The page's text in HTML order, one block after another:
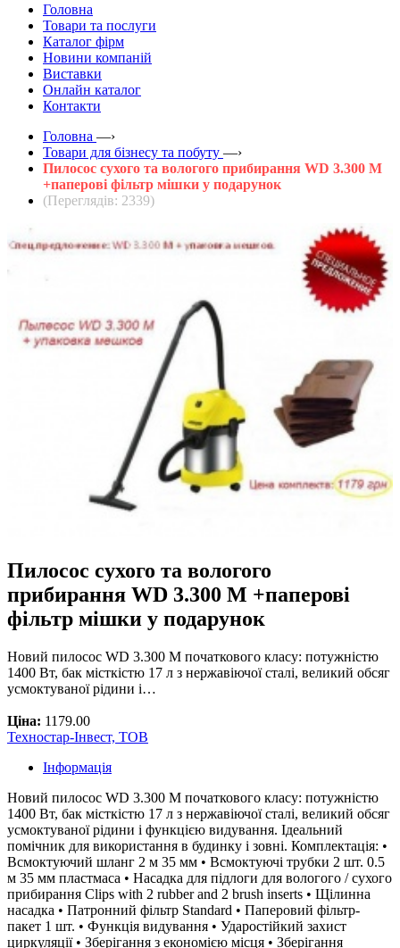
Головна
Товари та послуги
Каталог фірм
Новини компаній
Виставки
Онлайн каталог
Контакти
Головна —›
Товари для бізнесу та побуту —›
Пилосос сухого та вологого прибирання WD 3.300 M
+паперові фільтр мішки у подарунок
(Переглядів: 2339)
Пилосос сухого та вологого
прибирання WD 3.300 M +паперові
фільтр мішки у подарунок
Новий пилосос WD 3.300 M початкового класу: потужністю
1400 Вт, бак місткістю 17 л з нержавіючої сталі, великий обсяг
усмоктуваної рідини і…
Ціна: 1179.00
Техностар-Інвест, ТОВ
Інформація
Новий пилосос WD 3.300 M початкового класу: потужністю
1400 Вт, бак місткістю 17 л з нержавіючої сталі, великий обсяг
усмоктуваної рідини і функцією видування. Ідеальний
помічник для використання в будинку і зовні. Комплектація: •
Всмоктуючий шланг 2 м 35 мм • Всмоктуючі трубки 2 шт. 0.5
м 35 мм пластмаса • Насадка для підлоги для вологого / сухого
прибирання Clips with 2 rubber and 2 brush inserts • Щілинна
насадка • Патронний фільтр Standard • Паперовий фільтр-
пакет 1 шт. • Функція видування • Ударостійкий захист
циркуляції • Зберігання з економією місця • Зберігання